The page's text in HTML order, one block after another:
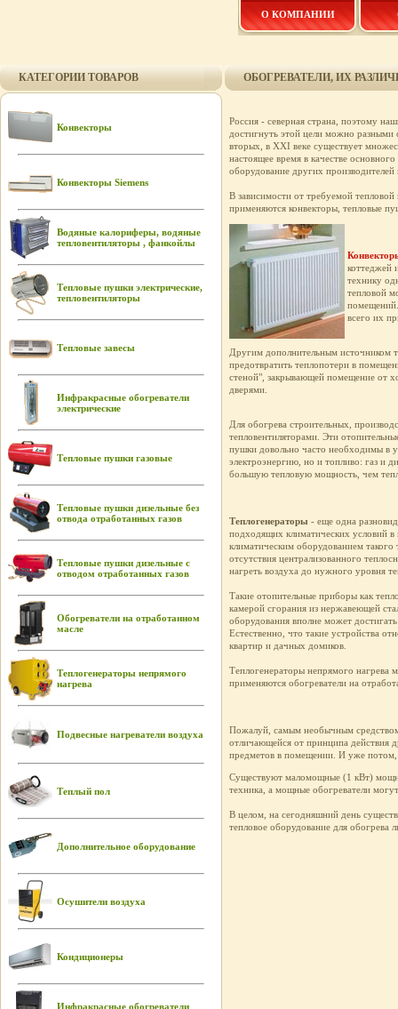
О КОМПАНИИ
КАТЕГОРИИ ТОВАРОВ
Конвекторы
Конвекторы Siemens
Водяные калориферы, водяные
тепловентиляторы , фанкойлы
Тепловые пушки электрические,
тепловентиляторы
Тепловые завесы
Инфракрасные обогреватели
электрические
Тепловые пушки газовые
Тепловые пушки дизельные без
отвода отработанных газов
Тепловые пушки дизельные с
отводом отработанных газов
Обогреватели на отработанном
масле
Теплогенераторы непрямого
нагрева
Подвесные нагреватели воздуха
Теплый пол
Дополнительное оборудование
Осушители воздуха
Кондиционеры
Инфракрасные обогреватели
ОБОГРЕВАТЕЛИ, ИХ
Россия - северная страна, поэтому
достигнуть этой цели можно
вторых, в XXI веке существует
настоящее время в качестве
оборудование других производителей
В зависимости от требуемой
применяются конвекторы, тепловые
коттеджей
технику
тепловой
всего их
Другим дополнительным источником
предотвратить теплопотери в
стеной", закрывающей помещение от
дверями.
Для обогрева строительных,
тепловентиляторами. Эти
пушки довольно часто необходимы в
электроэнергию, но и топливо: газ и
большую тепловую мощность, чем
Теплогенераторы - еще одна
подходящих климатических условий
климатическим оборудованием
отсутствия централизованного
нагреть воздуха до нужного уровня
Такие отопительные приборы как
камерой сгорания из нержавеющей
оборудования вполне может
Естественно, что такие устройства
квартир и дачных домиков.
Теплогенераторы непрямого нагрева
применяются обогреватели на
Пожалуй, самым необычным средством
отличающейся от принципа действия
предметов в помещении. И уже потом,
Существуют маломощные (1 кВт)
техника, а мощные обогреватели
В целом, на сегодняшний день
тепловое оборудование для